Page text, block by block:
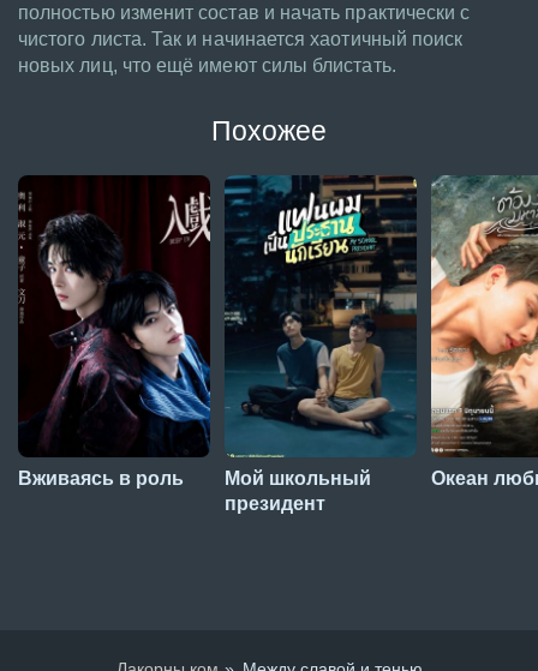
полностью изменит состав и начать практически с
чистого листа. Так и начинается хаотичный поиск
новых лиц, что ещё имеют силы блистать.
Похожее
Вживаясь в роль
Мой школьный
президент
Океан